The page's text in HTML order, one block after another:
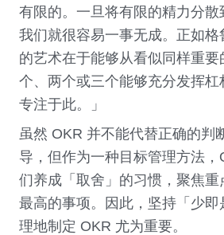
有限的。一旦将有限的精力分散
我们就很容易一事无成。正如格
的艺术在于能够从看似同样重
个、两个或三个能够充分发挥
专注于此。」
虽然 OKR 并不能代替正确的判
导，但作为一种目标管理方法
们养成「取舍」的习惯，聚焦重
最高的事项。因此，坚持「少即
理地制定 OKR 尤为重要。